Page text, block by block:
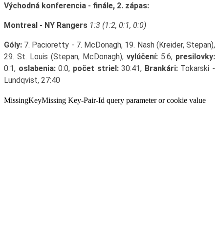
Východná konferencia - finále, 2. zápas:
Montreal - NY Rangers 1:3 (1:2, 0:1, 0:0)
Góly:7. Pacioretty - 7. McDonagh, 19. Nash (Kreider, Stepan),
29. St. Louis (Stepan, McDonagh),vylúčení: 5:6, presilovky:
0:1, oslabenia:0:0, počet striel:30:41, Brankári:Tokarski -
Lundqvist, 27:40